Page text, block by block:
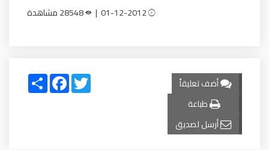
أضف تعليقاً
طباعة
أرسل لصديق
Share
FacebookTwitter